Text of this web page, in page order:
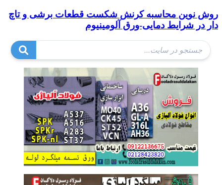
روش نوین محاسبه کرنش شکست قطعات برشی و تاچ
دار در شرایط دمایی-ورق آلومینیوم